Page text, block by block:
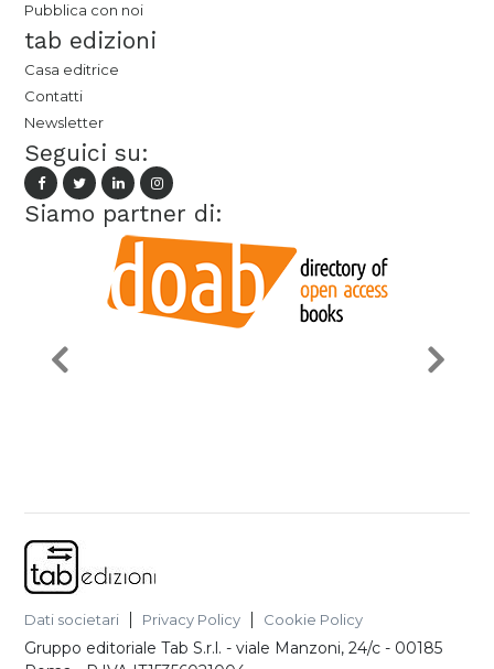
Pubblica con noi
tab edizioni
Casa editrice
Contatti
Newsletter
Seguici su:
Siamo partner di:
Dati societari Privacy Policy Cookie Policy
Gruppo editoriale Tab S.r.l. -viale Manzoni, 24/c - 00185